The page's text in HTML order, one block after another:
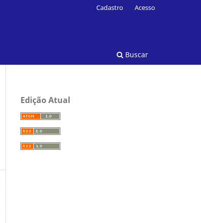
Buscar
Cadastro Acesso
Edição Atual